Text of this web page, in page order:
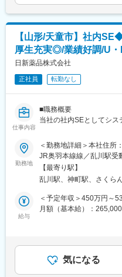
・入社直後～2週間 ：
を身につけます。
・入社2週間～1カ月 ：
す。「会話のコツ」や「
キルを習得します。
・入社1カ月以降 ： 慣れ
ンに訪問します。
＜専門資格を取得できる＞
・入社後は、医薬品販売
・資格取得後は、資格手
変更の範囲：会社の定め
※50代中心／男女比＝7：3
■はたらき方：
完全週休2日制で年間休日
残業も月平均20時間程度
り確保いただけます。
■当社の特徴：
(1) 当社は浜理薬品工業
（医薬品原体）医薬品中
す。
(2) 2001年2月ISO14001
をテーマに掲げ、限りあ
い技術の開発に努め、人
(3) 業界自体、参入障壁
とはほぼないため、取引
【山形/天童市】社内
厚生充実◎/業績好調/U・
日新薬品株式会社
正社員 転勤なし
仕事内容
■職務概要
当社の社内SEとしてシ
化し、業務効率の向上を
▼具体的には下記業務を
＜メインミッション＞
・社内システムの企画、
（セキュリティソフト
・インフラ環境の構築、
（PC、スマホ、周辺機
勤務地
＜勤務地詳細＞本社住所
JR奥羽本線線／乱川駅受
の範囲：原則として本社
書式の為会社の定める就
【最寄り駅】
乱川駅、神町駅、さくら
給与
＜予定年収＞450万円～
月額（基本給）：
収は目安です。実際の給
き前後する場合がありま
選考を通じて上下する可
気になる